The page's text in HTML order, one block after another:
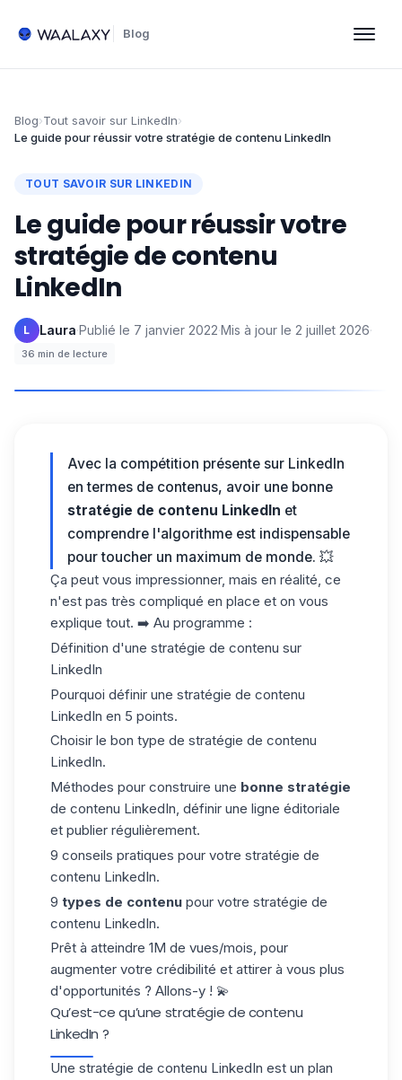
Blog
Blog›Tout savoir sur LinkedIn›
Le guide pour réussir votre stratégie de contenu LinkedIn
TOUT SAVOIR SUR LINKEDIN
Le guide pour réussir votre
stratégie de contenu
LinkedIn
L Laura·Publié le 7 janvier 2022·Mis à jour le 2 juillet 2026·
36 min de lecture
Avec la compétition présente sur LinkedIn
en termes de contenus, avoir une bonne
stratégie de contenu LinkedIn et
comprendre l'algorithme est indispensable
pour toucher un maximum de monde. 💥
Ça peut vous impressionner, mais en réalité, ce
n'est pas très compliqué en place et on vous
explique tout. ➡️ Au programme :
Définition d'une stratégie de contenu sur
LinkedIn
Pourquoi définir une stratégie de contenu
LinkedIn en 5 points.
Choisir le bon type de stratégie de contenu
LinkedIn.
Méthodes pour construire une bonne stratégie
de contenu LinkedIn, définir une ligne éditoriale
et publier régulièrement.
9 conseils pratiques pour votre stratégie de
contenu LinkedIn.
9 types de contenu pour votre stratégie de
contenu LinkedIn.
Prêt à atteindre 1M de vues/mois, pour
augmenter votre crédibilité et attirer à vous plus
d'opportunités ? Allons-y ! 💫
Qu’est-ce qu’une stratégie de contenu
LinkedIn ?
Une stratégie de contenu LinkedIn est un plan